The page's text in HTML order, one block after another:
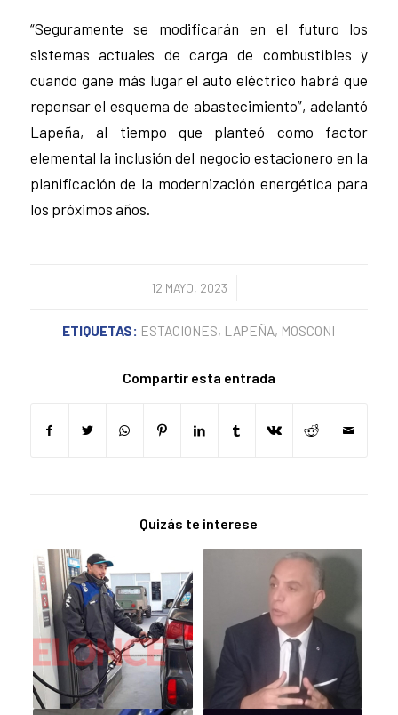
“Seguramente se modificarán en el futuro los
sistemas actuales de carga de combustibles y
cuando gane más lugar el auto eléctrico habrá que
repensar el esquema de abastecimiento”, adelantó
Lapeña, al tiempo que planteó como factor
elemental la inclusión del negocio estacionero en la
planificación de la modernización energética para
los próximos años.
12 MAYO, 2023
/
ETIQUETAS: ESTACIONES, LAPEÑA, MOSCONI
Compartir esta entrada
Quizás te interese